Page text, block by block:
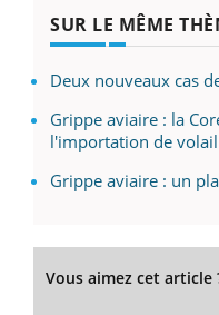
SUR LE MÊME
Deux nouveaux cas
Grippe aviaire : la
l'importation de
Grippe aviaire : un
Vous aimez cet article